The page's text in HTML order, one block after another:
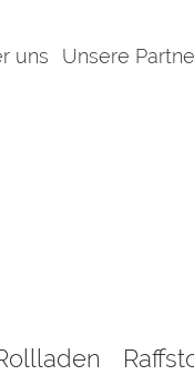
uns Unsere